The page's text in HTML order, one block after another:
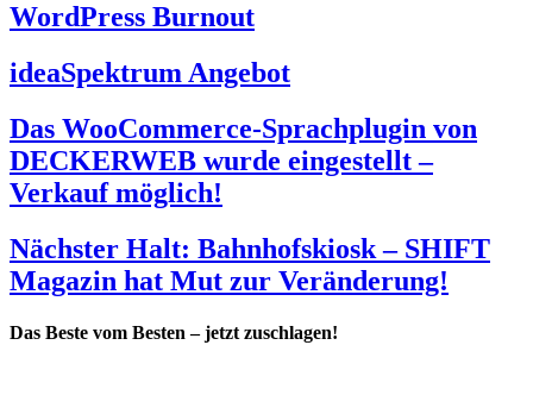
WordPress Burnout
ideaSpektrum Angebot
Das WooCommerce-Sprachplugin von
DECKERWEB wurde eingestellt –
Verkauf möglich!
Nächster Halt: Bahnhofskiosk – SHIFT
Magazin hat Mut zur Veränderung!
Das Beste vom Besten – jetzt zuschlagen!